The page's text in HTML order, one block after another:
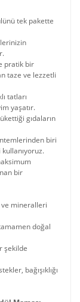
tek pakette
pratik bir
taze ve lezzetli
tatları
yaşatır.
gıdaların
biri
bir
mineralleri
doğal
şekilde
bağışıklığı